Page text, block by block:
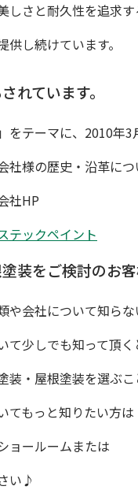
しさと耐久性を追求す
し続けています。
れています。
をテーマに、2010
社様の歴史・沿革に
社HP
テックペイント
装をご検討のお
会社について知らな
て少しでも知って頂く
装・屋根塗装を選ぶ
てもっと知りたい方は
ョールームまたは
い♪